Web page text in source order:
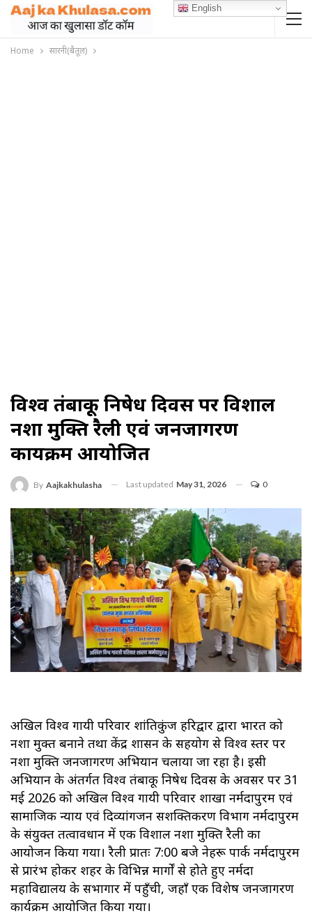
Home सारनी(बैतूल)
विश्व तंबाकू निषेध दिवस पर विशाल
नशा मुक्ति रैली एवं जनजागरण
कार्यक्रम आयोजित
By Aajkakhulasha Last updated May 31, 2026 0
अखिल विश्व गायत्री परिवार शांतिकुंज हरिद्वार द्वारा भारत को
नशा मुक्त बनाने तथा केंद्र शासन के सहयोग से विश्व स्तर पर
नशा मुक्ति जनजागरण अभियान चलाया जा रहा है। इसी
अभियान के अंतर्गत विश्व तंबाकू निषेध दिवस के अवसर पर 31
मई 2026 को अखिल विश्व गायत्री परिवार शाखा नर्मदापुरम एवं
सामाजिक न्याय एवं दिव्यांगजन सशक्तिकरण विभाग नर्मदापुरम
के संयुक्त तत्वावधान में एक विशाल नशा मुक्ति रैली का
आयोजन किया गया। रैली प्रातः 7:00 बजे नेहरू पार्क नर्मदापुरम
से प्रारंभ होकर शहर के विभिन्न मार्गों से होते हुए नर्मदा
महाविद्यालय के सभागार में पहुँची, जहाँ एक विशेष जनजागरण
कार्यक्रम आयोजित किया गया।
English